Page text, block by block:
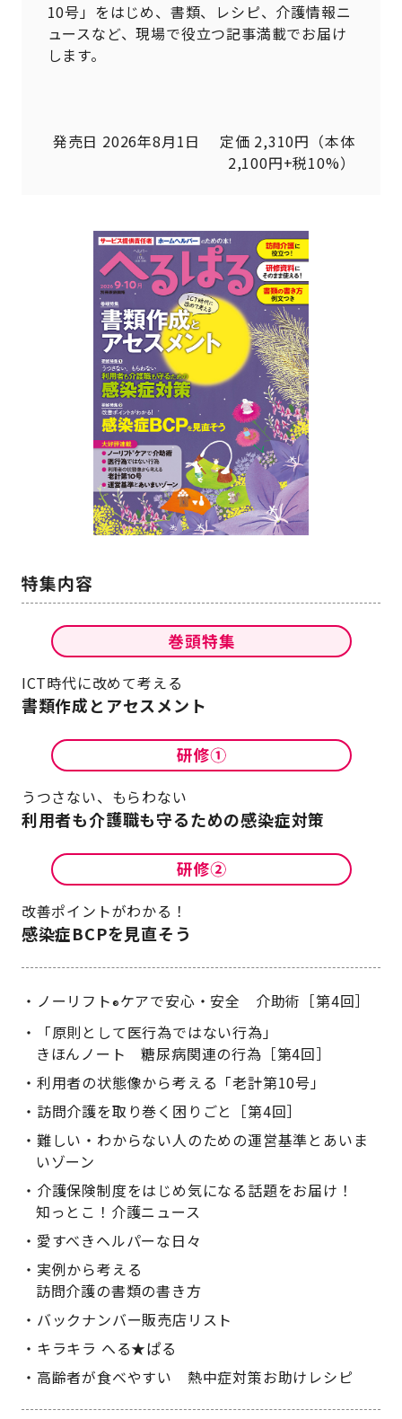
10号」をはじめ、書類、レシピ、介護情報ニ
ュースなど、現場で役立つ記事満載でお届け
します。
発売日 2026年8月1日 定価 2,310円（本体
2,100円+税10%）
ICT時代に改めて考える
書類作成とアセスメント
うつさない、もらわない
利用者も介護職も守るための感染症対策
改善ポイントがわかる！
感染症BCPを見直そう
ノーリフト®ケアで安心・安全 介助術［第4回］
「原則として医行為ではない行為」
きほんノート 糖尿病関連の行為［第4回］
利用者の状態像から考える「老計第10号」
訪問介護を取り巻く困りごと［第4回］
難しい・わからない人のための運営基準とあいま
いゾーン
介護保険制度をはじめ気になる話題をお届け！
知っとこ！介護ニュース
愛すべきヘルパーな日々
実例から考える
訪問介護の書類の書き方
バックナンバー販売店リスト
キラキラ へる★ぱる
高齢者が食べやすい 熱中症対策お助けレシピ